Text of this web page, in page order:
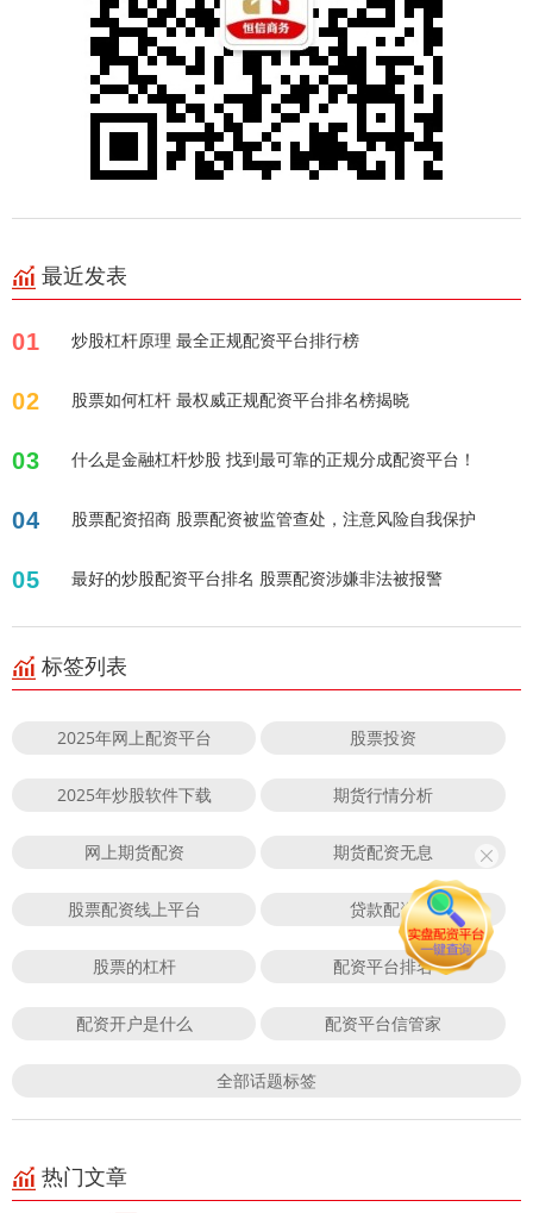
最近发表
01 炒股杠杆原理 最全正规配资平台排行榜
02 股票如何杠杆 最权威正规配资平台排名榜揭晓
03 什么是金融杠杆炒股 找到最可靠的正规分成配资平台！
04 股票配资招商 股票配资被监管查处，注意风险自我保护
05 最好的炒股配资平台排名 股票配资涉嫌非法被报警
标签列表
2025年网上配资平台 股票投资
2025年炒股软件下载 期货行情分析
网上期货配资 期货配资无息
股票配资线上平台 贷款配资
股票的杠杆 配资平台排名
配资开户是什么 配资平台信管家
全部话题标签
热门文章